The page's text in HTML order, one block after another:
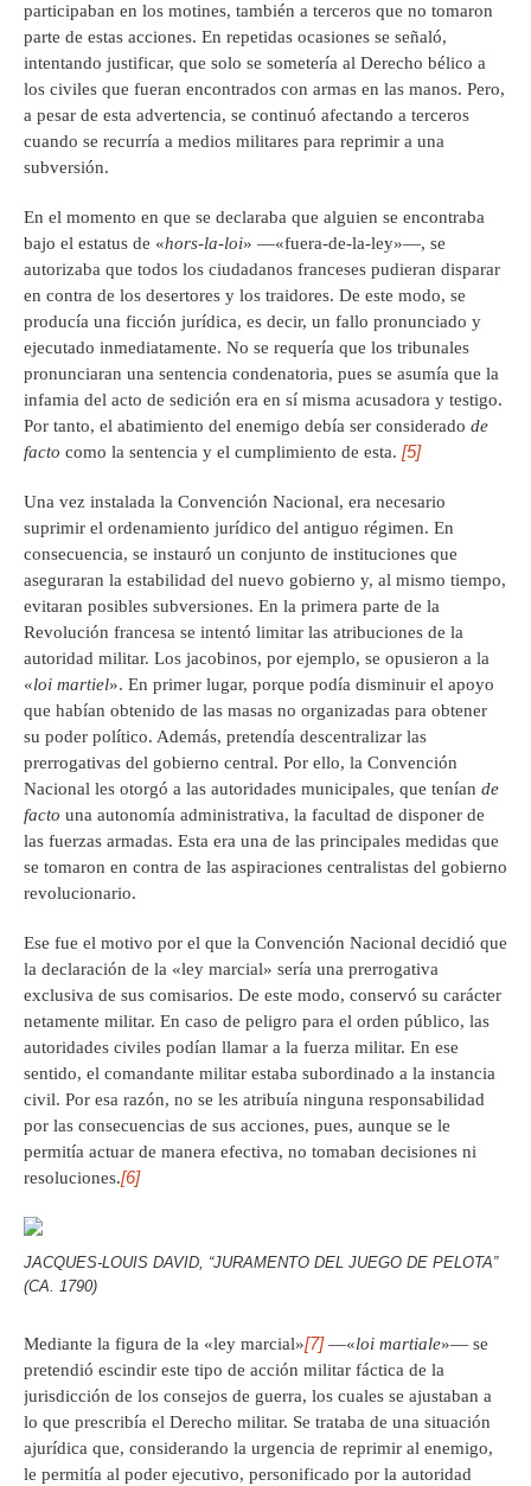
participaban en los motines, también a terceros que no tomaron
parte de estas acciones. En repetidas ocasiones se señaló,
intentando justificar, que solo se sometería al Derecho bélico a
los civiles que fueran encontrados con armas en las manos. Pero,
a pesar de esta advertencia, se continuó afectando a terceros
cuando se recurría a medios militares para reprimir a una
subversión.
En el momento en que se declaraba que alguien se encontraba
bajo el estatus de «hors-la-loi» —«fuera-de-la-ley»—, se
autorizaba que todos los ciudadanos franceses pudieran disparar
en contra de los desertores y los traidores. De este modo, se
producía una ficción jurídica, es decir, un fallo pronunciado y
ejecutado inmediatamente. No se requería que los tribunales
pronunciaran una sentencia condenatoria, pues se asumía que la
infamia del acto de sedición era en sí misma acusadora y testigo.
Por tanto, el abatimiento del enemigo debía ser considerado de
facto como la sentencia y el cumplimiento de esta. [5]
Una vez instalada la Convención Nacional, era necesario
suprimir el ordenamiento jurídico del antiguo régimen. En
consecuencia, se instauró un conjunto de instituciones que
aseguraran la estabilidad del nuevo gobierno y, al mismo tiempo,
evitaran posibles subversiones. En la primera parte de la
Revolución francesa se intentó limitar las atribuciones de la
autoridad militar. Los jacobinos, por ejemplo, se opusieron a la
«loi martiel». En primer lugar, porque podía disminuir el apoyo
que habían obtenido de las masas no organizadas para obtener
su poder político. Además, pretendía descentralizar las
prerrogativas del gobierno central. Por ello, la Convención
Nacional les otorgó a las autoridades municipales, que tenían de
facto una autonomía administrativa, la facultad de disponer de
las fuerzas armadas. Esta era una de las principales medidas que
se tomaron en contra de las aspiraciones centralistas del gobierno
revolucionario.
Ese fue el motivo por el que la Convención Nacional decidió que
la declaración de la «ley marcial» sería una prerrogativa
exclusiva de sus comisarios. De este modo, conservó su carácter
netamente militar. En caso de peligro para el orden público, las
autoridades civiles podían llamar a la fuerza militar. En ese
sentido, el comandante militar estaba subordinado a la instancia
civil. Por esa razón, no se les atribuía ninguna responsabilidad
por las consecuencias de sus acciones, pues, aunque se le
permitía actuar de manera efectiva, no tomaban decisiones ni
resoluciones.[6]
JACQUES-LOUIS DAVID, “JURAMENTO DEL JUEGO DE PELOTA”
(CA. 1790)
Mediante la figura de la «ley marcial»[7]—«loi martiale»— se
pretendió escindir este tipo de acción militar fáctica de la
jurisdicción de los consejos de guerra, los cuales se ajustaban a
lo que prescribía el Derecho militar. Se trataba de una situación
ajurídica que, considerando la urgencia de reprimir al enemigo,
le permitía al poder ejecutivo, personificado por la autoridad